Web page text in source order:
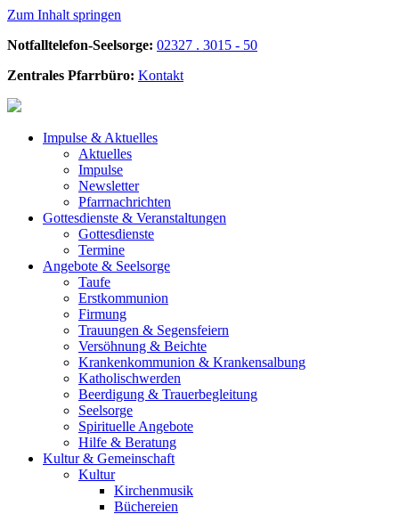
Zum Inhalt springen
Notfalltelefon-Seelsorge: 02327 . 3015 - 50
Zentrales Pfarrbüro: Kontakt
Impulse & Aktuelles
Aktuelles
Impulse
Newsletter
Pfarrnachrichten
Gottesdienste & Veranstaltungen
Gottesdienste
Termine
Angebote & Seelsorge
Taufe
Erstkommunion
Firmung
Trauungen & Segensfeiern
Versöhnung & Beichte
Krankenkommunion & Krankensalbung
Katholischwerden
Beerdigung & Trauerbegleitung
Seelsorge
Spirituelle Angebote
Hilfe & Beratung
Kultur & Gemeinschaft
Kultur
Kirchenmusik
Büchereien